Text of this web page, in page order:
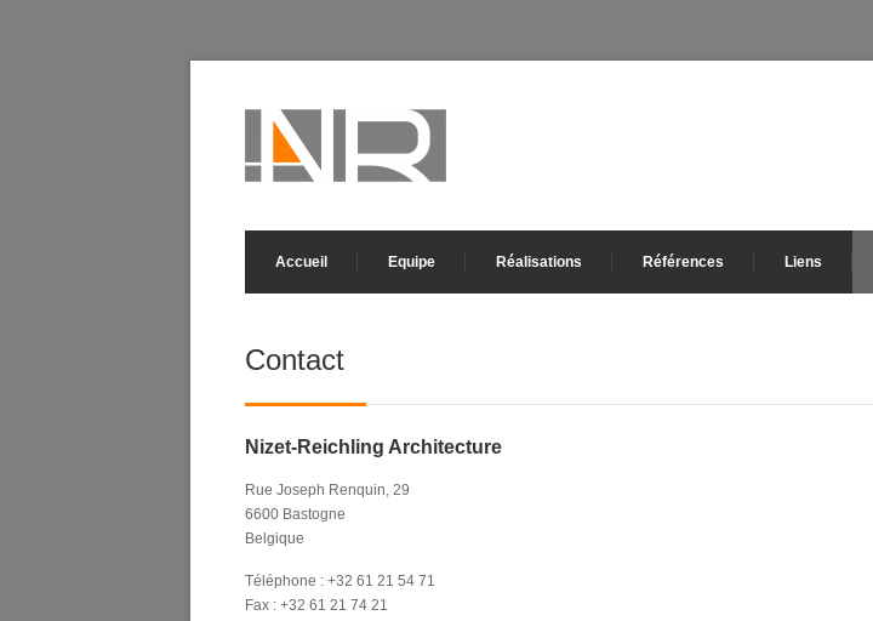
Accueil Equipe Réalisations Références Liens
Contact
Nizet-Reichling Architecture
Rue Joseph Renquin, 29
6600 Bastogne
Belgique
Téléphone : +32 61 21 54 71
Fax : +32 61 21 74 21